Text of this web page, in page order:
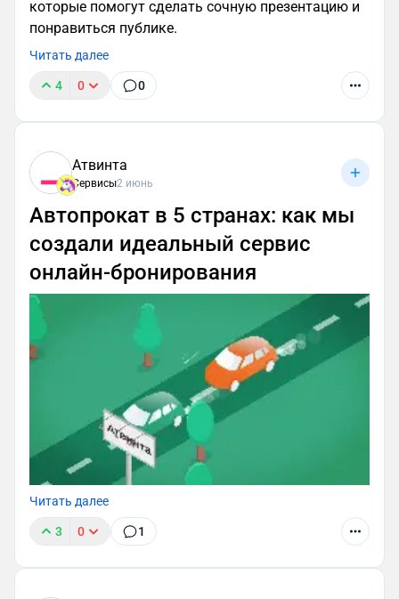
которые помогут сделать сочную презентацию и
понравиться публике.
Читать далее
4 0 0
Атвинта
Сервисы2 июнь
Автопрокат в 5 странах: как мы
создали идеальный сервис
онлайн-бронирования
Читать далее
3 0 1